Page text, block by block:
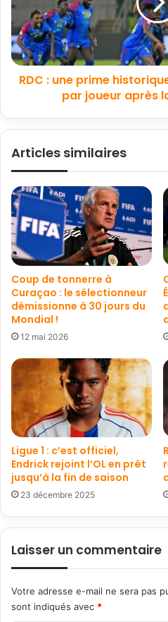
RDC : une prime
par joueur après
Articles similaires
Coup de tonnerre à
Curaçao : le sélectionneur
démissionne à 30 jours du
Mondial !
12 mai 2026
Ligue 1 : c’est officiel,
Endrick rejoint l’OL en prêt
jusqu’à la fin de saison
23 décembre 2025
Laisser un commentaire
Votre adresse e-mail ne sera pas
sont indiqués avec *